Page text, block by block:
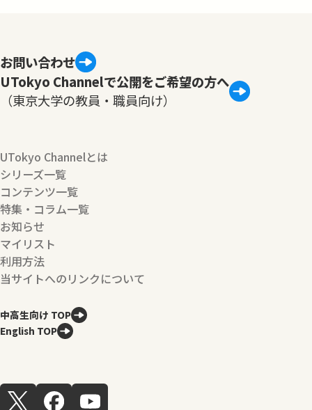
お問い合わせ
UTokyo Channelで公開をご希望の方へ
（東京大学の教員・職員向け）
UTokyo Channelとは
シリーズ一覧
コンテンツ一覧
特集・コラム一覧
お知らせ
マイリスト
利用方法
当サイトへのリンクについて
中高生向け TOP
English TOP